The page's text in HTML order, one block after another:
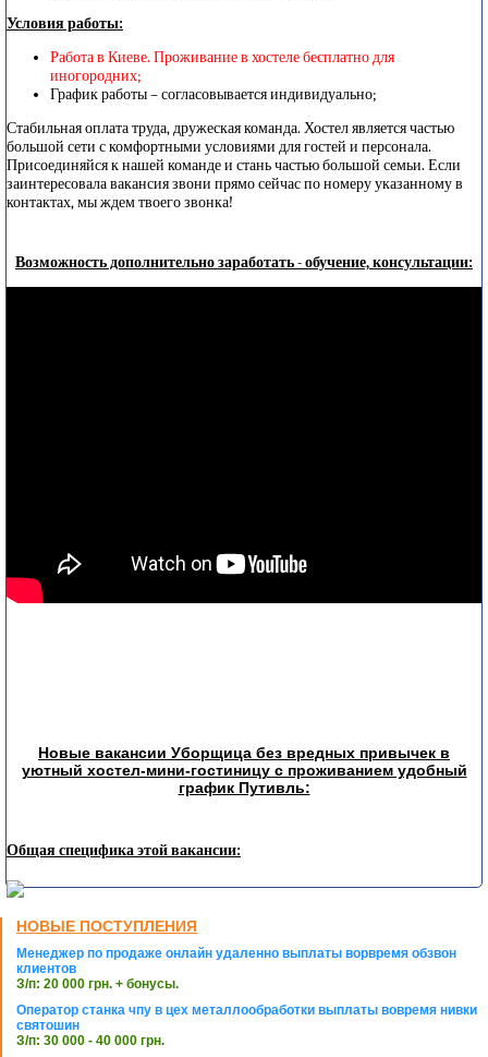
Условия работы:
Работа в Киеве. Проживание в хостеле бесплатно для
иногородних;
График работы – согласовывается индивидуально;
Стабильная оплата труда, дружеская команда. Хостел является частью
большой сети с комфортными условиями для гостей и персонала.
Присоединяйся к нашей команде и стань частью большой семьи. Если
заинтересовала вакансия звони прямо сейчас по номеру указанному в
контактах, мы ждем твоего звонка!
Возможность дополнительно заработать - обучение, консультации:
Новые вакансии Уборщица без вредных привычек в
уютный хостел-мини-гостиницу с проживанием удобный
график Путивль:
Общая специфика этой вакансии:
НОВЫЕ ПОСТУПЛЕНИЯ
Менеджер по продаже онлайн удаленно выплаты ворвремя обзвон
клиентов
З/п: 20 000 грн. + бонусы.
Оператор станка чпу в цех металлообработки выплаты вовремя нивки
святошин
З/п: 30 000 - 40 000 грн.